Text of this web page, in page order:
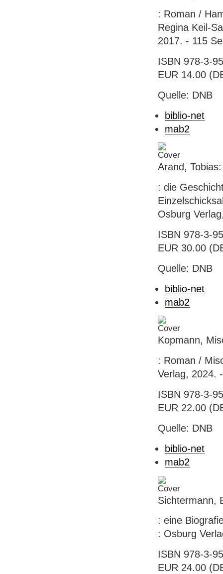
: Roman /
Regina Keil-
2017. - 115
ISBN 978-3-
EUR 14.00
Quelle: DNB
biblio-net
mab2
Arand,
: die
Osburg
ISBN 978-3-
EUR 30.00
Quelle: DNB
biblio-net
mab2
Kopmann,
: Roman /
Verlag, 2024.
ISBN 978-3-
EUR 22.00
Quelle: DNB
biblio-net
mab2
Sichtermann,
: eine
: Osburg
ISBN 978-3-
EUR 24.00